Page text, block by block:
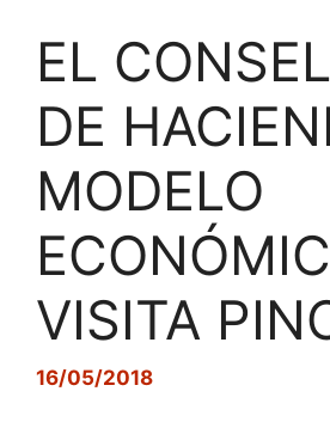
EL
DE
MODELO
VISITA
16/05/2018